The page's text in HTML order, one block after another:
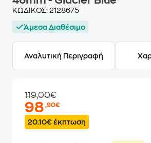
ΚΩΔΙΚΟΣ: 2128675
Άμεσα Διαθέσιμο
Αναλυτική Περιγραφή
119,00€
98,90€
20.10€ έκπτωση